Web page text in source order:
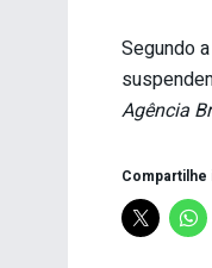
Segundo
Agência
Compartilhe